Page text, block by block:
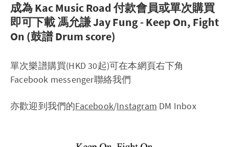
成為 Kac Music Road 付款會員或單次購買
即可下載 馮允謙 Jay Fung - Keep On, Fight
On (鼓譜 Drum score)
單次樂譜購買(HKD 30起)可在本網頁右下角
Facebook messenger聯絡我們
亦歡迎到我們的Facebook/Instagram DM Inbox